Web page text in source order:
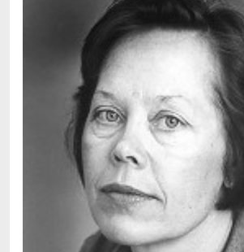
Abbott, Megan
Abdel-Fattah, Randa
Abdolah, Kader
Abedi, Isabel
Abele, Inga
Abgarjan, Narine
Abish, Walter
Aboulela, Leila
Abrahams, Peter (f. 1919)
Abrahams, Peter (f. 1947)
Abrahamson, Emmy
Abu-Jaber, Diana